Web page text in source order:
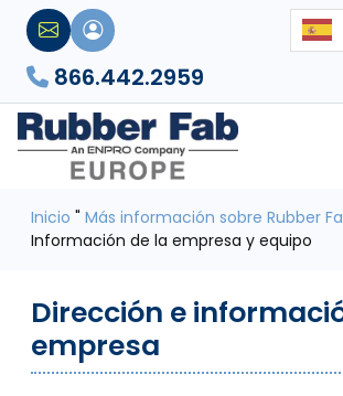
866.442.2959
Inicio " Más información sobre Rubber
Información de la empresa y equipo
Dirección e
empresa